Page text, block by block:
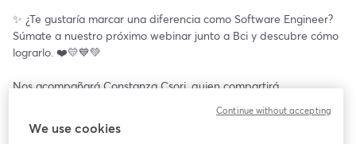
✨ ¿Te gustaría marcar una diferencia como Software Engineer?
Súmate a nuestro próximo webinar junto a Bci y descubre cómo
lograrlo. ❤️💛💙💚
Nos acompañará Constanza Csori, quien compartirá
inspirarte y tomar acción en tu carrera. 🚀
We use cookies
Continue without accepting